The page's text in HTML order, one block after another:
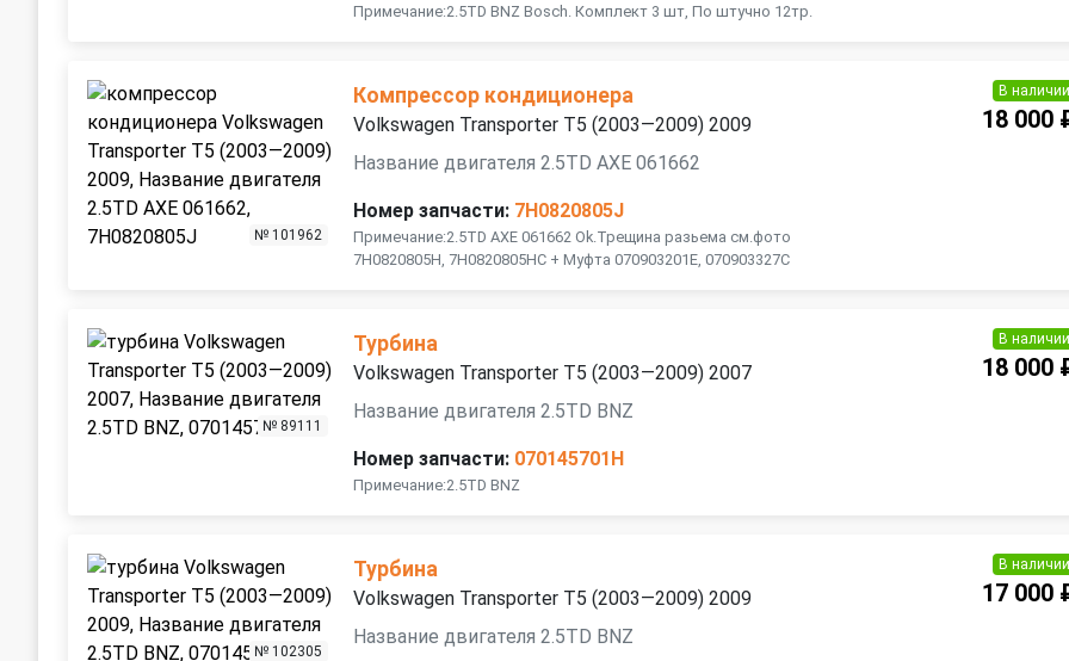
Примечание:2.5TD BNZ Bosch. Комплект 3 шт, По штучно 12тр.
№ 101962
Компрессор кондиционера
Volkswagen Transporter T5 (2003—2009) 2009
Название двигателя 2.5TD AXE 061662
Номер запчасти: 7H0820805J
Примечание:2.5TD AXE 061662 Ok.Трещина разьема см.фото
7H0820805H, 7H0820805HC + Муфта 070903201E, 070903327C
В наличии
18 000
№ 89111
Турбина
Volkswagen Transporter T5 (2003—2009) 2007
Название двигателя 2.5TD BNZ
Номер запчасти: 070145701H
Примечание:2.5TD BNZ
В наличии
18 000
№ 102305
Турбина
Volkswagen Transporter T5 (2003—2009) 2009
Название двигателя 2.5TD BNZ
В наличии
17 000